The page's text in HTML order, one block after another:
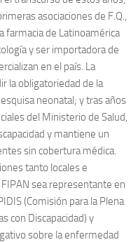
asociaciones de F.Q.,
farmacia de Latinoamérica
y ser importadora de
en el país. La
la obligatoriedad de la
neonatal; y tras años
del Ministerio de Salud,
y mantiene un
sin cobertura médica.
tanto locales e
sea representante en
(Comisión para la Plena
con Discapacidad) y
sobre la enfermedad